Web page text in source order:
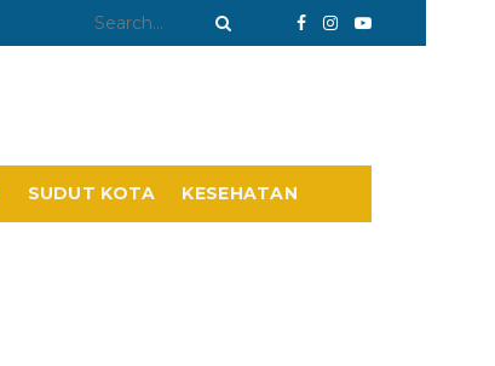
SUDUT KOTA KESEHATAN